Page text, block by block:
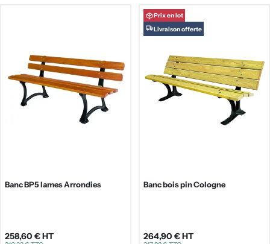
Banc BP5 lames Arrondies
Prix
258,60 €HT
Prix en lot
Livraison offerte
Banc bois pin Cologne
Prix
264,90 €HT